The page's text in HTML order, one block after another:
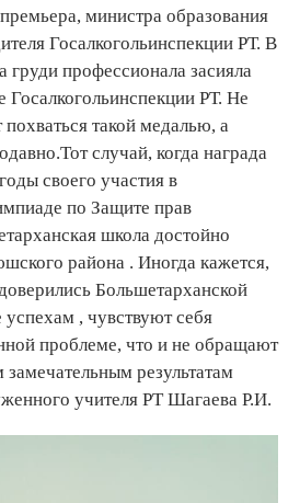
министра образования
Госалкогольинспекции РТ. В
груди профессионала засияла
Госалкогольинспекции РТ. Не
такой медалью, а
случай, когда награда
своего участия в
по Защите прав
школа достойно
района . Иногда кажется,
Большетарханской
, чувствуют себя
проблеме, что и не обращают
результатам
учителя РТ Шагаева Р.И.